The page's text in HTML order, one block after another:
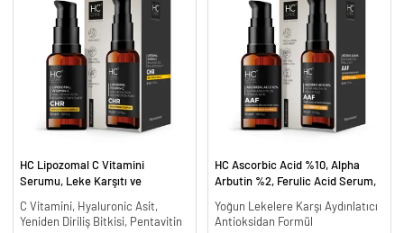
HC Lipozomal C Vitamini
Serumu, Leke Karşıtı ve
C Vitamini, Hyaluronic Asit,
Yeniden Diriliş Bitkisi, Pentavitin
HC Ascorbic Acid %10, Alpha
Arbutin %2, Ferulic Acid Serum,
ml.
Yoğun Lekelere Karşı Aydınlatıcı
Antioksidan Formül